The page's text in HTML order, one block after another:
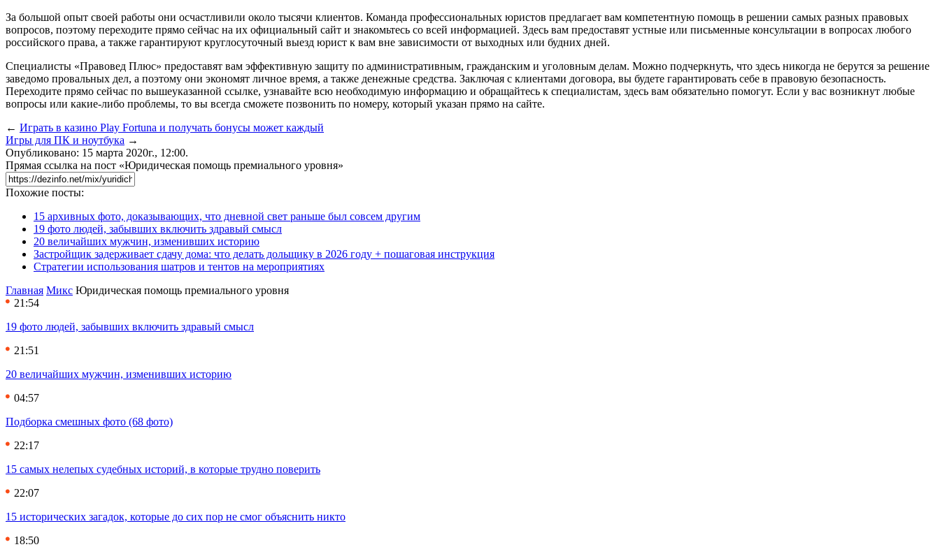
За большой опыт своей работы они осчастливили около тысячи клиентов. Команда профессиональных юристов предлагает вам компетентную помощь в решении самых разных правовых
вопросов, поэтому переходите прямо сейчас на их официальный сайт и знакомьтесь со всей информацией. Здесь вам предоставят устные или письменные консультации в вопросах любого
российского права, а также гарантируют круглосуточный выезд юрист к вам вне зависимости от выходных или будних дней.
Специалисты «Правовед Плюс» предоставят вам эффективную защиту по административным, гражданским и уголовным делам. Можно подчеркнуть, что здесь никогда не берутся за решение
заведомо провальных дел, а поэтому они экономят личное время, а также денежные средства. Заключая с клиентами договора, вы будете гарантировать себе в правовую безопасность.
Переходите прямо сейчас по вышеуказанной ссылке, узнавайте всю необходимую информацию и обращайтесь к специалистам, здесь вам обязательно помогут. Если у вас возникнут любые
вопросы или какие-либо проблемы, то вы всегда сможете позвонить по номеру, который указан прямо на сайте.
← Играть в казино Play Fortuna и получать бонусы может каждый
Игры для ПК и ноутбука →
Опубликовано: 15 марта 2020г., 12:00.
Прямая ссылка на пост «Юридическая помощь премиального уровня»
Похожие посты:
15 архивных фото, доказывающих, что дневной свет раньше был совсем другим
19 фото людей, забывших включить здравый смысл
20 величайших мужчин, изменивших историю
Застройщик задерживает сдачу дома: что делать дольщику в 2026 году + пошаговая инструкция
Стратегии использования шатров и тентов на мероприятиях
Главная Микс Юридическая помощь премиального уровня
21:54
19 фото людей, забывших включить здравый смысл
21:51
20 величайших мужчин, изменивших историю
04:57
Подборка смешных фото (68 фото)
22:17
15 самых нелепых судебных историй, в которые трудно поверить
22:07
15 исторических загадок, которые до сих пор не смог объяснить никто
18:50